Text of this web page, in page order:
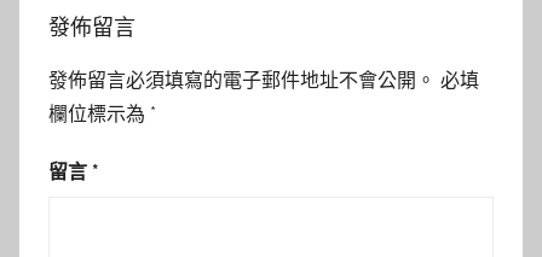
發佈留言
發佈留言必須填寫的電子郵件地址不會公開。 必填
欄位標示為 *
留言 *